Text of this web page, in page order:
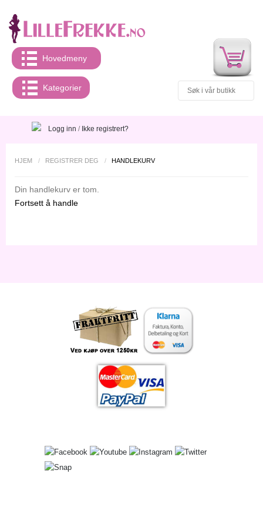
Hovedmeny
Kategorier
Logg inn / Ikke registrert?
HJEM / REGISTRER DEG / HANDLEKURV
Din handlekurv er tom.
Fortsett å handle